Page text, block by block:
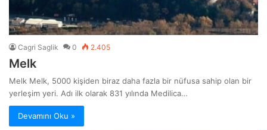
Cagri Saglik 0 2.405
Melk
Melk Melk, 5000 kişiden biraz daha fazla bir nüfusa sahip olan bir
yerleşim yeri. Adı ilk olarak 831 yılında Medilica…
Devamını Oku »